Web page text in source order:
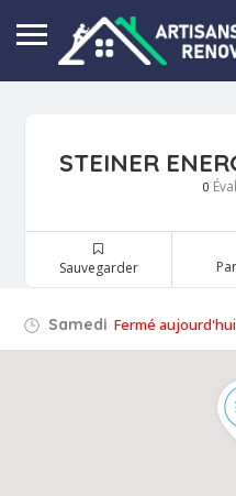
STEINER
0
Sauvegarder
Samedi Fermé